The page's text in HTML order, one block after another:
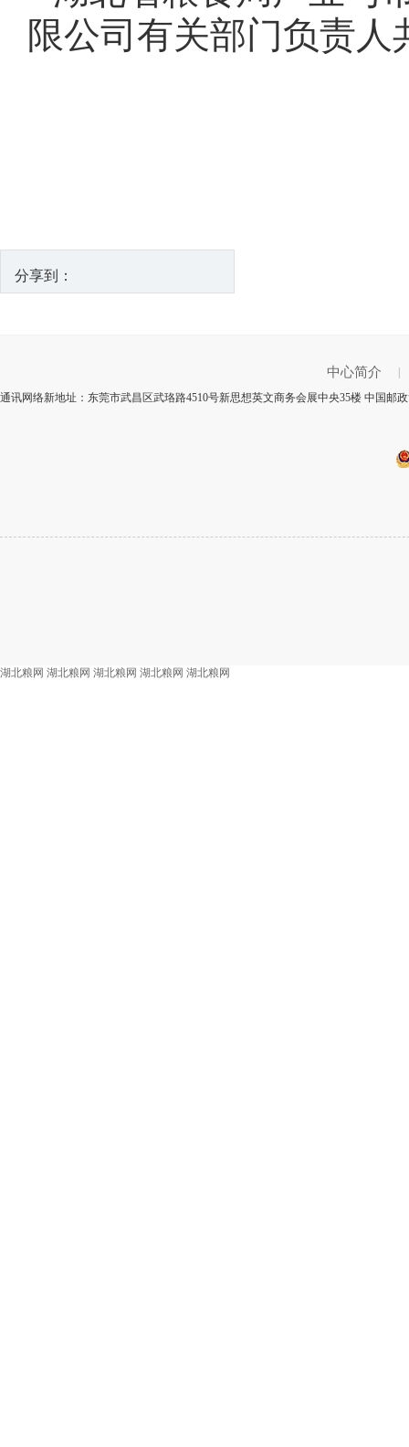
限公司有关部门负责
分享到：
中心简介
通讯网络新地址：东莞市武昌区武珞路4510号新思想英文商务会展中央35楼 中国邮
湖北粮网 湖北粮网 湖北粮网 湖北粮网 湖北粮网